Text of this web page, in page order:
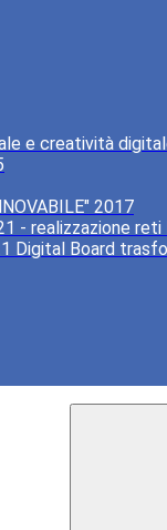
e creatività
2017
- realizzazione
Digital Board